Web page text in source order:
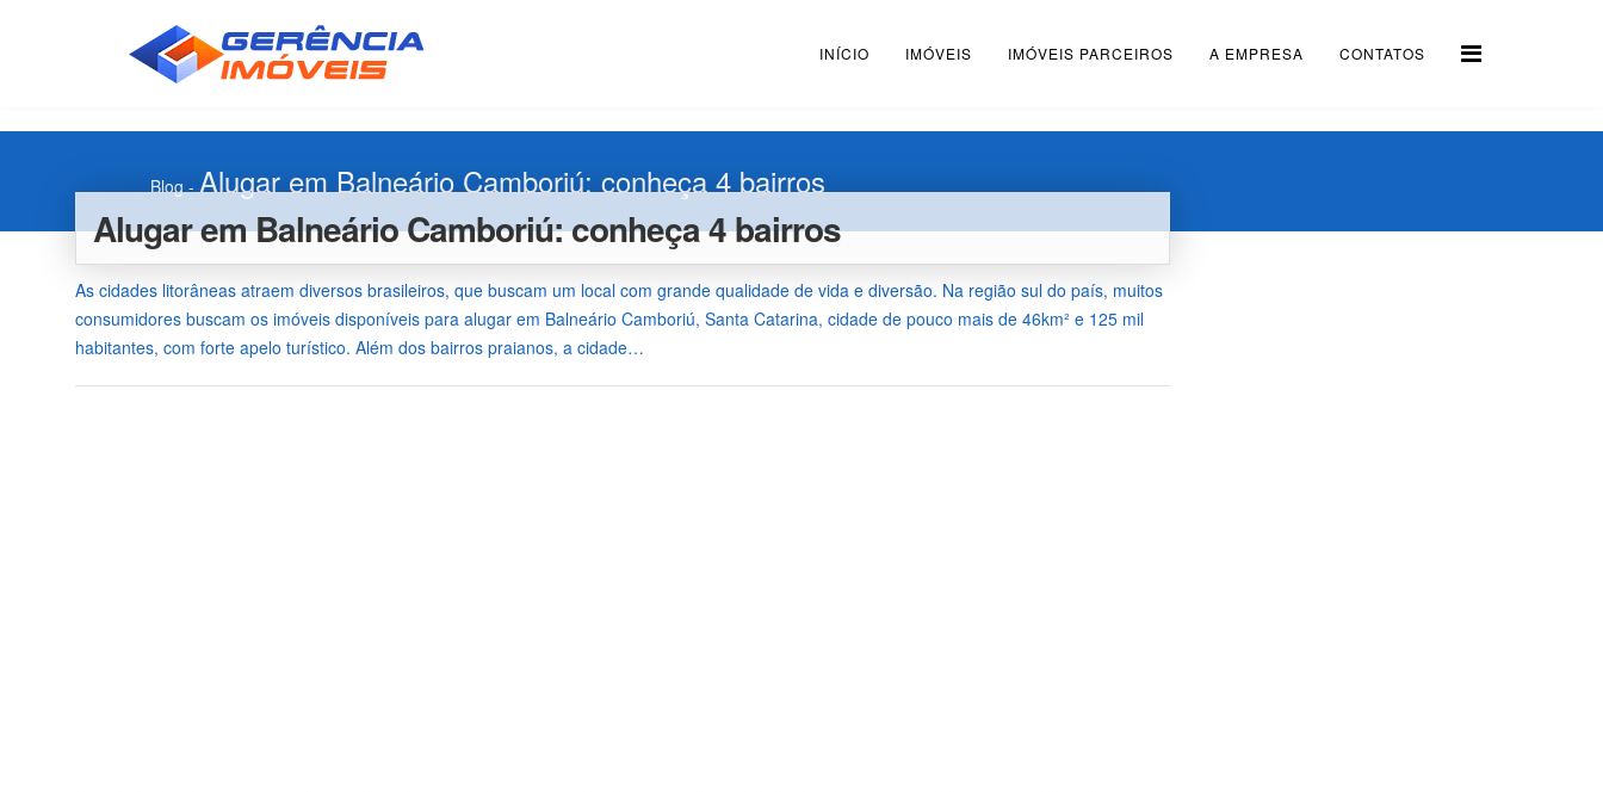
INÍCIO IMÓVEIS IMÓVEIS PARCEIROS A EMPRESA CONTATOS
Blog-Alugar em Balneário Camboriú: conheça 4 bairros
Alugar em Balneário Camboriú: conheça 4 bairros
As cidades litorâneas atraem diversos brasileiros, que buscam um local com grande qualidade de vida e diversão. Na região sul do país, muitos
consumidores buscam os imóveis disponíveis para alugar em Balneário Camboriú, Santa Catarina, cidade de pouco mais de 46km² e 125 mil
habitantes, com forte apelo turístico. Além dos bairros praianos, a cidade…